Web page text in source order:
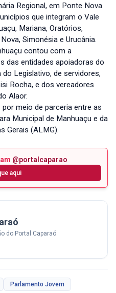
Regional, em Ponte Nova.
que integram o Vale
Mariana, Oratórios,
Simonésia e Urucânia.
contou com a
das entidades apoiadoras do
Legislativo, de servidores,
Rocha, e dos vereadores
Alaor.
meio de parceria entre as
Municipal de Manhuaçu e da
Gerais (ALMG).
@portalcaparao
aqui
do Portal Caparaó
Parlamento Jovem